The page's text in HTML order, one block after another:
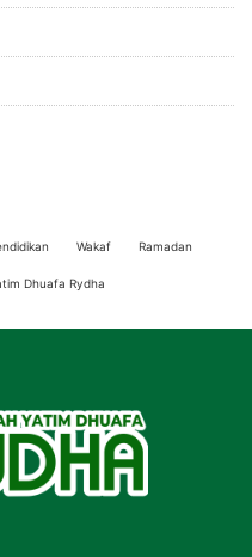
Wakaf Ramadan
Dhuafa Rydha